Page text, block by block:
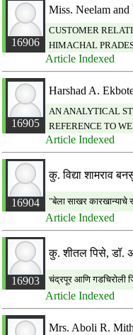
16906
Miss. Neelam
CUSTOMER
HIMACHAL
Article Indexed
16905
Harshad A.
AN ANALYTICAL
REFERENCE TO
Article Indexed
16904
कु. विद्या शामराव
"बेला साखर कारखान्याचे
Article Indexed
16903
कु. शीतल पिसे, डॉ.
चंद्रपूर आणि गडचिरोली
Article Indexed
Mrs. Aboli R.